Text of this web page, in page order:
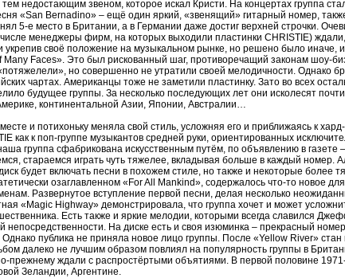
недостающим звеном, которое искал Кристи. На концертах группа
«San Bernadino» – ещё один яркий, «звенящий» гитарный номер,
5-е место в Британии, а в Германии даже достиг верхней строчки.
менеджеры фирм, на которых выходили пластинки CHRISTIE)
своё положение на музыкальном рынке, но решено было иначе,
Faces». Это был рискованный шаг, противоречащий законам шоу-
но совершенно не утратили своей мелодичности. Однако
чартах. Американцы тоже не заметили пластинку. Зато во всех
будущее группы. За несколько последующих лет они исколесят
континентальной Азии, Японии, Австралии…
и потихоньку меняла свой стиль, усложняя его и приближаясь к
как к поп-группе музыкантов средней руки, ориентированных
группа сфабрикована искусственным путём, по объявлению в
стараемся играть чуть тяжелее, вкладывая больше в каждый номер.
будет включать песни в похожем стиле, но также и некоторые более
озаглавленном «For All Mankind», содержалось что-то новое
Развернутое вступление первой песни, делая несколько
«Magic Highway» демонстрировала, что группа хочет и может
Есть также и яркие мелодии, которыми всегда славился
непосредственности. На диске есть и своя изюминка – прекрасный
публика не приняла новое лицо группы. После «Yellow River» стан
далеко не лучшим образом повлиял на популярность группы в
прежнему ждали с распростёртыми объятиями. В первой половине
Зеландии, Аргентине.